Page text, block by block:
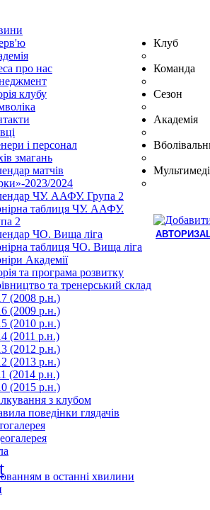
про нас
Клуб
клубу
Команда
і персонал
змагань
Сезон
матчів
2023/2024
ЧУ. ААФУ. Група 2
таблиця ЧУ. ААФУ.
2
ЧО. Вища ліга
таблиця ЧО. Вища ліга
Академія
Академії
та програма розвитку
та тренерський склад
(2008 р.н.)
(2009 р.н.)
(2010 р.н.)
(2011 р.н.)
(2012 р.н.)
(2013 р.н.)
(2014 р.н.)
(2015 р.н.)
з клубом
поведінки глядачів